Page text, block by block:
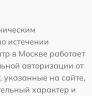
истечении
в Москве работает
авторизации от
указанные на сайте,
характер и